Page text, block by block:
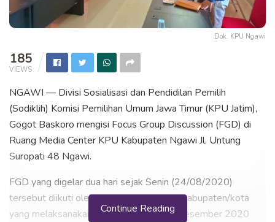
Dok. KPU Ngawi
185
VIEWS
NGAWI — Divisi Sosialisasi dan Pendidilan Pemilih
(Sodiklih) Komisi Pemilihan Umum Jawa Timur (KPU Jatim),
Gogot Baskoro mengisi Focus Group Discussion (FGD) di
Ruang Media Center KPU Kabupaten Ngawi Jl. Untung
Suropati 48 Ngawi.
FGD yang digelar dua hari sejak Senin (24/08/2020)
tersebut diikuti oleh 10 perwakilan KPU kabupaten/kota
yang melaksanakan Pilkada serentak 9 Desember 2020
Continue Reading